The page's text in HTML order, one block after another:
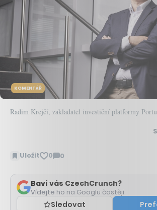
KOMENTÁŘ
Radim Krejčí, zakladatel investiční platformy Portu
Uložit 0 0
Zobrazit
Baví vás CzechCrunch?
Vídejte ho na Googlu častěji.
Sledovat